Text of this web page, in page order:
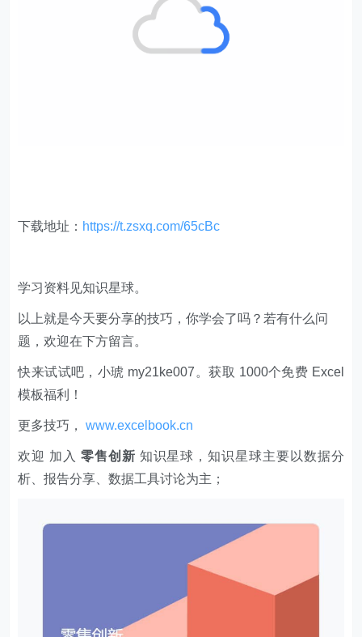
下载地址： https://t.zsxq.com/65cBc
学习资料见知识星球。
以上就是今天要分享的技巧，你学会了吗？若有什么问
题，欢迎在下方留言。
快来试试吧，小琥 my21ke007。获取 1000个免费 Excel
模板福利​​​​！
更多技巧，www.excelbook.cn
欢迎 加入 零售创新 知识星球，知识星球主要以数据分
析、报告分享、数据工具讨论为主；